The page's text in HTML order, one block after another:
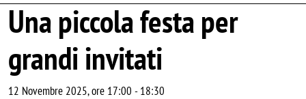
Una piccola festa per
grandi invitati
12 Novembre 2025, ore 17:00 -18:30